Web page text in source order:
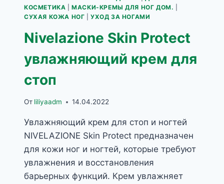
КОСМЕТИКА |МАСКИ-КРЕМЫ ДЛЯ НОГ ДОМ.
СУХАЯ КОЖА НОГ |УХОД ЗА НОГАМИ
Nivelazione Skin Protect
увлажняющий крем для
стоп
От liliyaadm 14.04.2022
Увлажняющий крем для стоп и ногтей
NIVELAZIONE Skin Protect предназначен
для кожи ног и ногтей, которые требуют
увлажнения и восстановления
барьерных функций. Крем увлажняет